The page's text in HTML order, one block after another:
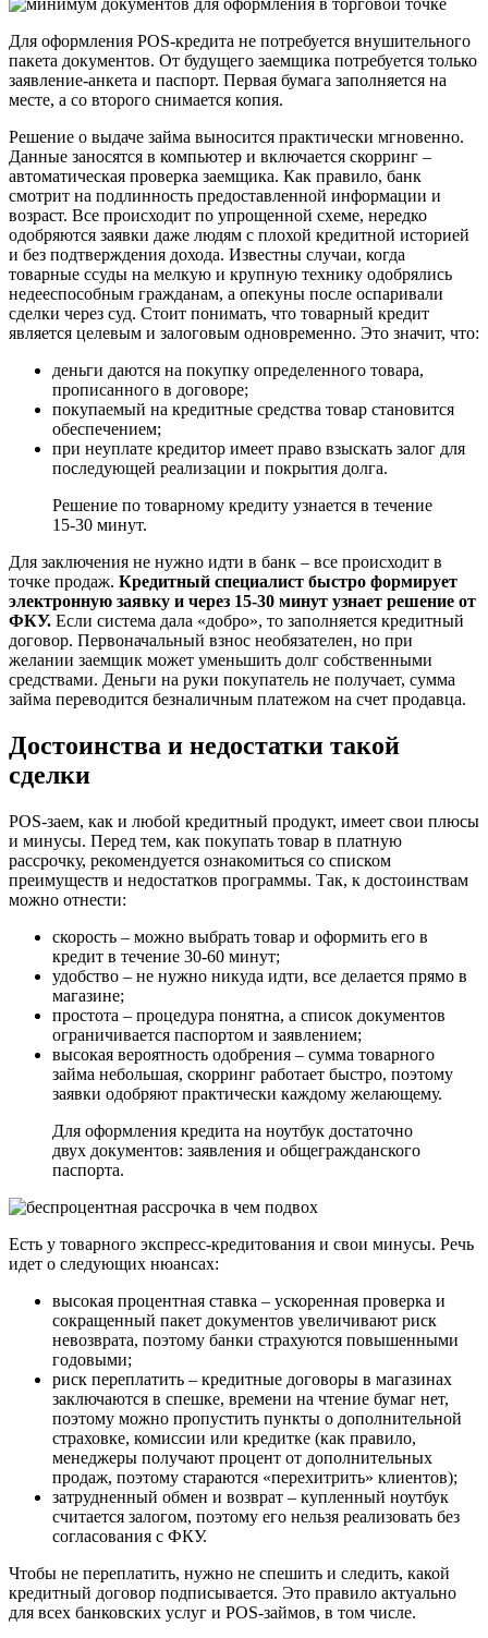
Для оформления POS-кредита не потребуется внушительного
пакета документов. От будущего заемщика потребуется только
заявление-анкета и паспорт. Первая бумага заполняется на
месте, а со второго снимается копия.
Решение о выдаче займа выносится практически мгновенно.
Данные заносятся в компьютер и включается скорринг –
автоматическая проверка заемщика. Как правило, банк
смотрит на подлинность предоставленной информации и
возраст. Все происходит по упрощенной схеме, нередко
одобряются заявки даже людям с плохой кредитной историей
и без подтверждения дохода. Известны случаи, когда
товарные ссуды на мелкую и крупную технику одобрялись
недееспособным гражданам, а опекуны после оспаривали
сделки через суд. Стоит понимать, что товарный кредит
является целевым и залоговым одновременно. Это значит, что:
деньги даются на покупку определенного товара,
прописанного в договоре;
покупаемый на кредитные средства товар становится
обеспечением;
при неуплате кредитор имеет право взыскать залог для
последующей реализации и покрытия долга.
Решение по товарному кредиту узнается в течение
15-30 минут.
Для заключения не нужно идти в банк – все происходит в
точке продаж. Кредитный специалист быстро формирует
электронную заявку и через 15-30 минут узнает решение от
ФКУ. Если система дала «добро», то заполняется кредитный
договор. Первоначальный взнос необязателен, но при
желании заемщик может уменьшить долг собственными
средствами. Деньги на руки покупатель не получает, сумма
займа переводится безналичным платежом на счет продавца.
Достоинства и недостатки такой
сделки
POS-заем, как и любой кредитный продукт, имеет свои плюсы
и минусы. Перед тем, как покупать товар в платную
рассрочку, рекомендуется ознакомиться со списком
преимуществ и недостатков программы. Так, к достоинствам
можно отнести:
скорость – можно выбрать товар и оформить его в
кредит в течение 30-60 минут;
удобство – не нужно никуда идти, все делается прямо в
магазине;
простота – процедура понятна, а список документов
ограничивается паспортом и заявлением;
высокая вероятность одобрения – сумма товарного
займа небольшая, скорринг работает быстро, поэтому
заявки одобряют практически каждому желающему.
Для оформления кредита на ноутбук достаточно
двух документов: заявления и общегражданского
паспорта.
Есть у товарного экспресс-кредитования и свои минусы. Речь
идет о следующих нюансах:
высокая процентная ставка – ускоренная проверка и
сокращенный пакет документов увеличивают риск
невозврата, поэтому банки страхуются повышенными
годовыми;
риск переплатить – кредитные договоры в магазинах
заключаются в спешке, времени на чтение бумаг нет,
поэтому можно пропустить пункты о дополнительной
страховке, комиссии или кредитке (как правило,
менеджеры получают процент от дополнительных
продаж, поэтому стараются «перехитрить» клиентов);
затрудненный обмен и возврат – купленный ноутбук
считается залогом, поэтому его нельзя реализовать без
согласования с ФКУ.
Чтобы не переплатить, нужно не спешить и следить, какой
кредитный договор подписывается. Это правило актуально
для всех банковских услуг и POS-займов, в том числе.